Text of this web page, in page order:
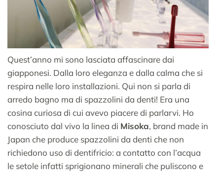
Quest’anno mi sono lasciata affascinare dai
giapponesi. Dalla loro eleganza e dalla calma che si
respira nelle loro installazioni. Qui non si parla di
arredo bagno ma di spazzolini da denti! Era una
cosina curiosa di cui avevo piacere di parlarvi. Ho
conosciuto dal vivo la linea di Misoka, brand made in
Japan che produce spazzolini da denti che non
richiedono uso di dentifricio: a contatto con l’acqua
le setole infatti sprigionano minerali che puliscono e